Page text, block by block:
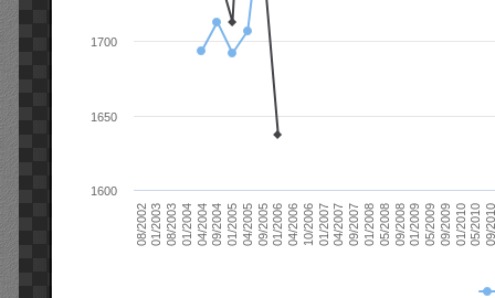
08/200201/200308/200301/200404/200409/200401/200504/200509/200501/200604/200610/200601/200704/200709/200701/200805/200809/200801/200905/200909/200901/201005/201009/
1600
1650
1700